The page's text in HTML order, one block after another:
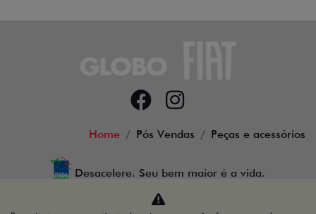
Home Pós Vendas Peças e acessórios
Desacelere. Seu bem maior é a vida.